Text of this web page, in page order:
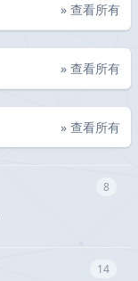
» 查看所有
» 查看所有
» 查看所有
8
14